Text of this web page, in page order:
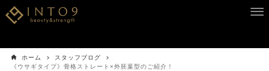
ホーム
スタッフブログ
《ウサギタイプ》骨格ストレート×外胚葉型のご紹介！